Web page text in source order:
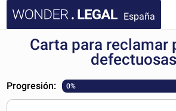
España
INICIOCarta para reclamar
defectuosas
Progresión: 0%